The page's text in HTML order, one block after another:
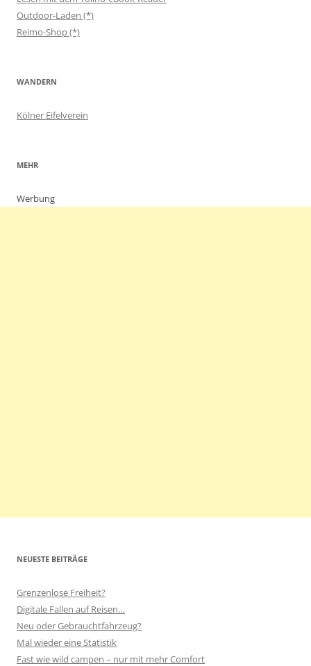
Outdoor-Laden (*)
Reimo-Shop (*)
WANDERN
Kölner Eifelverein
MEHR
Werbung
NEUESTE BEITRÄGE
Grenzenlose Freiheit?
Digitale Fallen auf Reisen…
Neu oder Gebrauchtfahrzeug?
Mal wieder eine Statistik
Fast wie wild campen – nur mit mehr Comfort